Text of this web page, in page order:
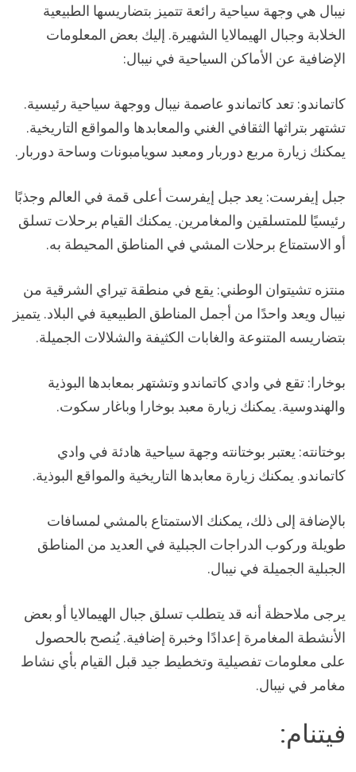
نيبال هي وجهة سياحية رائعة تتميز بتضاريسها الطبيعية
الخلابة وجبال الهيمالايا الشهيرة. إليك بعض المعلومات
الإضافية عن الأماكن السياحية في نيبال:
كاتماندو: تعد كاتماندو عاصمة نيبال ووجهة سياحية رئيسية.
تشتهر بتراثها الثقافي الغني والمعابدها والمواقع التاريخية.
يمكنك زيارة مربع دوربار ومعبد سويامبونات وساحة دوربار.
جبل إيفرست: يعد جبل إيفرست أعلى قمة في العالم وجذبًا
رئيسيًا للمتسلقين والمغامرين. يمكنك القيام برحلات تسلق
أو الاستمتاع برحلات المشي في المناطق المحيطة به.
منتزه تشيتوان الوطني: يقع في منطقة تيراي الشرقية من
نيبال ويعد واحدًا من أجمل المناطق الطبيعية في البلاد. يتميز
بتضاريسه المتنوعة والغابات الكثيفة والشلالات الجميلة.
بوخارا: تقع في وادي كاتماندو وتشتهر بمعابدها البوذية
والهندوسية. يمكنك زيارة معبد بوخارا وباغار سكوت.
بوختانته: يعتبر بوختانته وجهة سياحية هادئة في وادي
كاتماندو. يمكنك زيارة معابدها التاريخية والمواقع البوذية.
بالإضافة إلى ذلك، يمكنك الاستمتاع بالمشي لمسافات
طويلة وركوب الدراجات الجبلية في العديد من المناطق
الجبلية الجميلة في نيبال.
يرجى ملاحظة أنه قد يتطلب تسلق جبال الهيمالايا أو بعض
الأنشطة المغامرة إعدادًا وخبرة إضافية. يُنصح بالحصول
على معلومات تفصيلية وتخطيط جيد قبل القيام بأي نشاط
مغامر في نيبال.
فيتنام: